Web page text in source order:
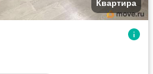
Квартира